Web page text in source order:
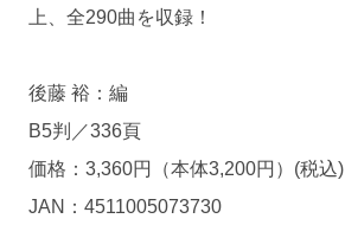
上、全290曲を収録！
後藤 裕：編
B5判／336頁
価格：3,360円（本体3,200円）(税込)
JAN：4511005073730